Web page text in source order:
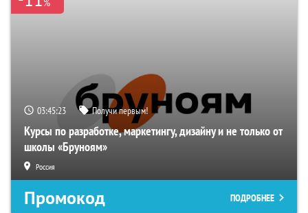
03:45:22 Получи первым!
Курсы по разработке, маркетингу, дизайну и не только от
школы «Бруноям»
Россия
Промокод ПОДРОБНЕЕ